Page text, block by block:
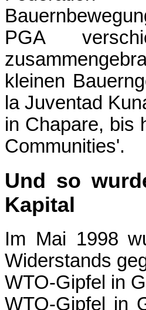
PGA
kleinen
la Juventad
in Chapare, bis
Communities'.
Und so
Kapital
Im Mai 1998
Widerstands
WTO-Gipfel in
WTO-Gipfel in